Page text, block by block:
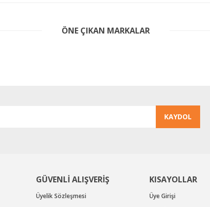
Bu ürüne ilk yorumu siz yapın!
Gönder
ÖNE ÇIKAN MARKALAR
KAYDOL
GÜVENLİ ALIŞVERİŞ
Üyelik Sözleşmesi
KISAYOLLAR
Üye Girişi